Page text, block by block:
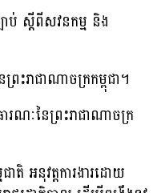
ប់ ស្តីពីសវនកម្ម និង
រះរាជាណាចក្រកម្ពុជា។
រណៈនៃព្រះរាជាណាចក្រ
ាតិ អនុវត្តការងារដោយ